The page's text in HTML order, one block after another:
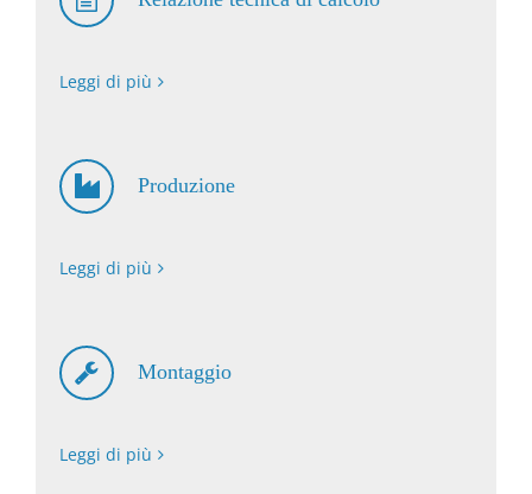
Leggi di più
Produzione
Leggi di più
Montaggio
Leggi di più